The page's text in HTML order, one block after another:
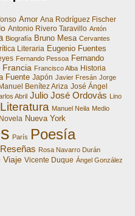
Amor Ana Rodríguez Fischer
Antonio Rivero Taravillo Antón
Biografía Bruno Mesa Cervantes
Literaria Eugenio Fuentes
Fernando Pessoa Fernando
Francia Francisco Alba Historia
Fuente Japón Javier Fresán Jorge
Benítez Ariza José Ángel
Abril Julio José Ordovás Lino
Literatura Manuel Neila Medio
Novela Nueva York
París Poesía
Reseñas Rosa Navarro Durán
Viaje Vicente Duque Ángel González